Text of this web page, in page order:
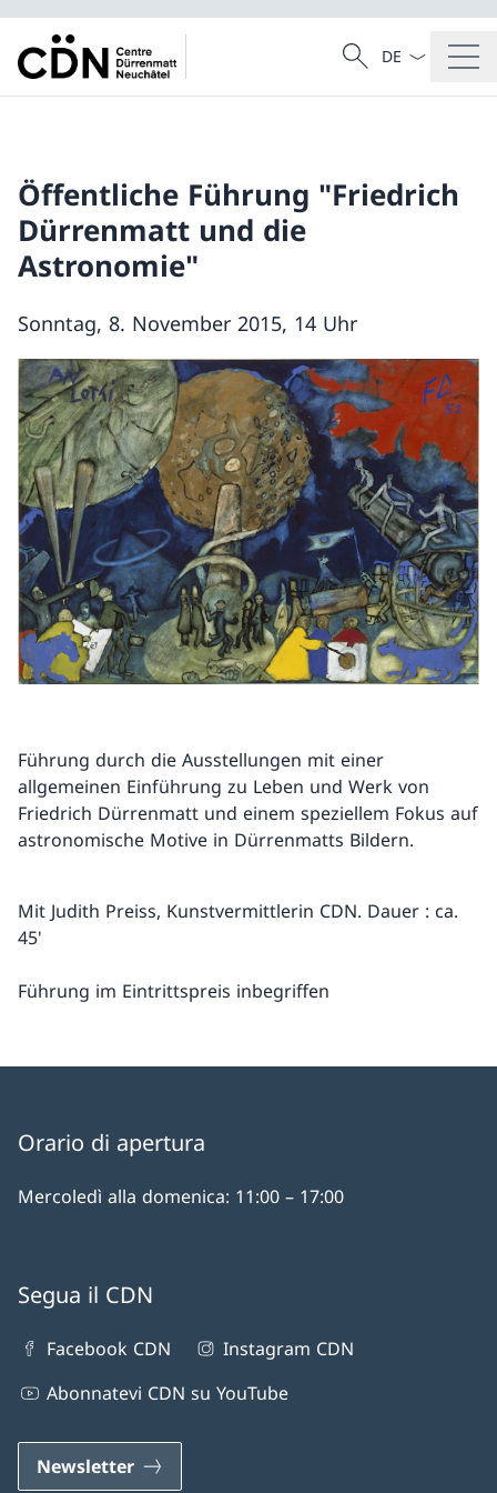
Cercare
Ricerca
Dal menu a
Öffentliche Führung "Friedrich
Dürrenmatt und die
Astronomie"
Sonntag, 8. November 2015, 14 Uhr
Führung durch die Ausstellungen mit einer
allgemeinen Einführung zu Leben und Werk von
Friedrich Dürrenmatt und einem speziellem Fokus auf
astronomische Motive in Dürrenmatts Bildern.
Mit Judith Preiss, Kunstvermittlerin CDN. Dauer : ca.
45'
Führung im Eintrittspreis inbegriffen
Orario di apertura
Mercoledì alla domenica: 11:00 – 17:00
Segua il CDN
Facebook CDN
Instagram CDN
Abonnatevi CDN su YouTube
Newsletter